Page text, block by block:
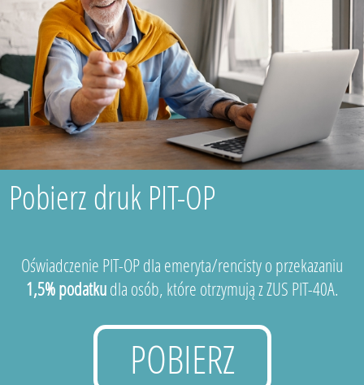
Pobierz druk PIT-OP
Oświadczenie PIT-OP dla emeryta/rencisty o przekazaniu
1,5% podatkudla osób, które otrzymują z ZUS PIT-40A.
POBIERZ